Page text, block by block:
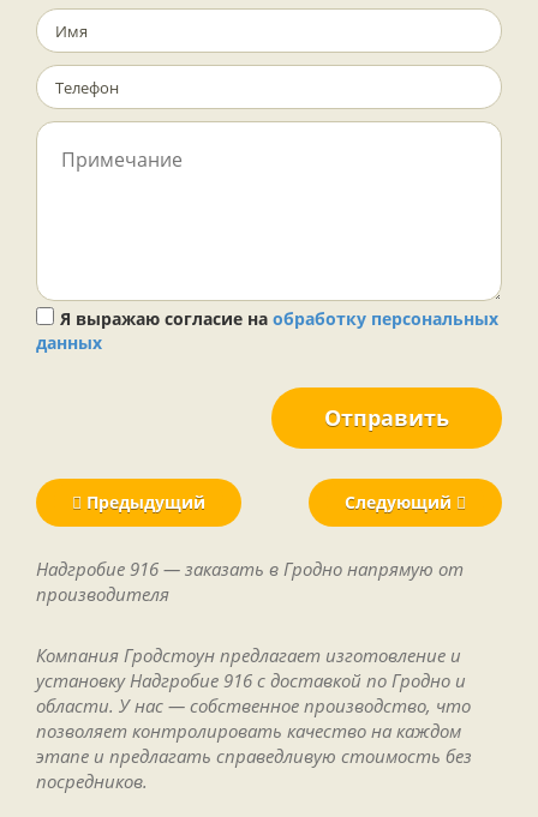
Я выражаю согласие на обработку персональных
данных
Отправить
Предыдущий Следующий
Надгробие 916 — заказать в Гродно напрямую от
производителя
Компания Гродстоун предлагает изготовление и
установку Надгробие 916 с доставкой по Гродно и
области. У нас — собственное производство, что
позволяет контролировать качество на каждом
этапе и предлагать справедливую стоимость без
посредников.